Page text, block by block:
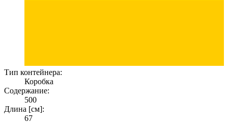
Тип контейнера:
Коробка
Содержание:
500
Длина [см]:
67